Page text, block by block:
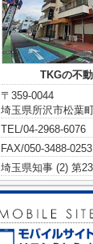
TKGの不
〒359-0044
埼玉県所沢市松葉
TEL/04-2968-6076
FAX/050-3488-0253
埼玉県知事 (2) 第